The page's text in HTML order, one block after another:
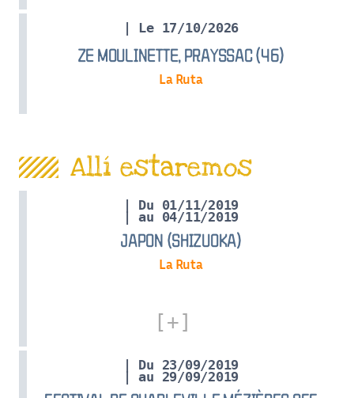
| Le 17/10/2026
ZE MOULINETTE, PRAYSSAC (46)
La Ruta
Allí estaremos
| Du 01/11/2019
JAPON (SHIZUOKA)
| au 04/11/2019
La Ruta
| Du 23/09/2019
| au 29/09/2019